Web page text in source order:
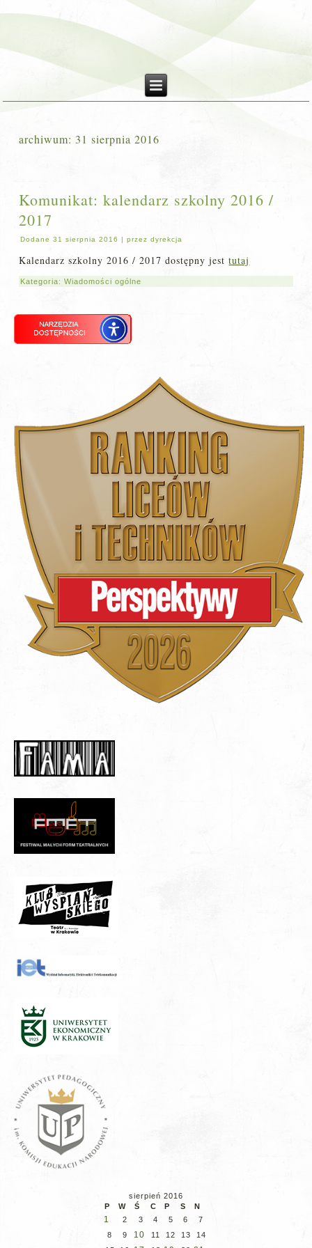
archiwum: 31 sierpnia 2016
Komunikat: kalendarz szkolny 2016 /
2017
Dodane 31 sierpnia 2016 |przez dyrekcja
Kalendarz szkolny 2016 / 2017 dostępny jesttutaj
Kategoria:Wiadomości ogólne
sierpień 2016
P
W Ś C P S N
1 2 3 4 5 6
7
8
9 10 11 12 13
14